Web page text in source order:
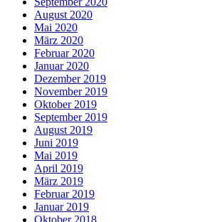
August 2020
Mai 2020
März 2020
Februar 2020
Januar 2020
Dezember 2019
November 2019
Oktober 2019
September 2019
August 2019
Juni 2019
Mai 2019
April 2019
März 2019
Februar 2019
Januar 2019